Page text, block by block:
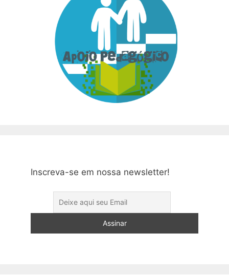
Inscreva-se em nossa newsletter!